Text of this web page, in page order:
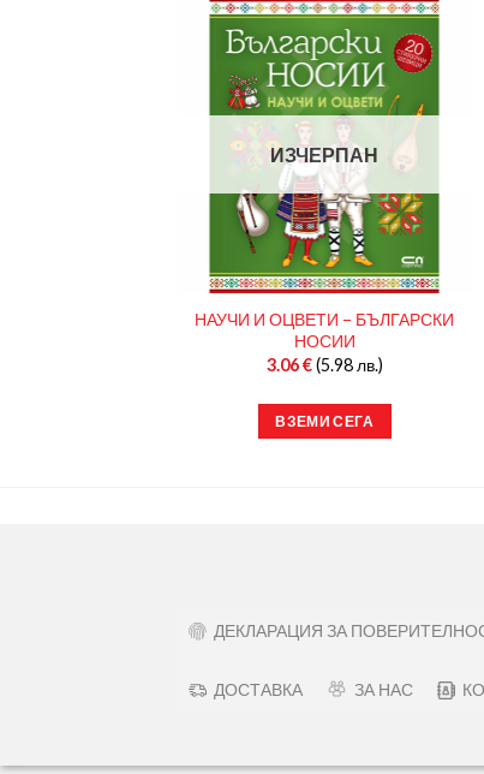
ИЗЧЕРПАН
НАУЧИ И ОЦВЕТИ – БЪЛГАРСКИ
НОСИИ
3.06€(5.98 лв.)
ВЗЕМИ СЕГА
ДЕКЛАРАЦИЯ ЗА
ДОСТАВКА ЗА НАС